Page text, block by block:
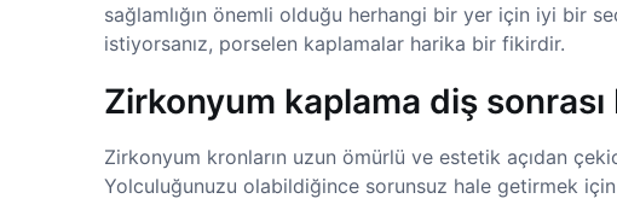
sağlamlığın önemli olduğu herhangi bir yer için iyi bir
istiyorsanız, porselen kaplamalar harika bir fikirdir.
Zirkonyum kaplama diş sonrası
Zirkonyum kronların uzun ömürlü ve estetik açıdan
Yolculuğunuzu olabildiğince sorunsuz hale getirmek